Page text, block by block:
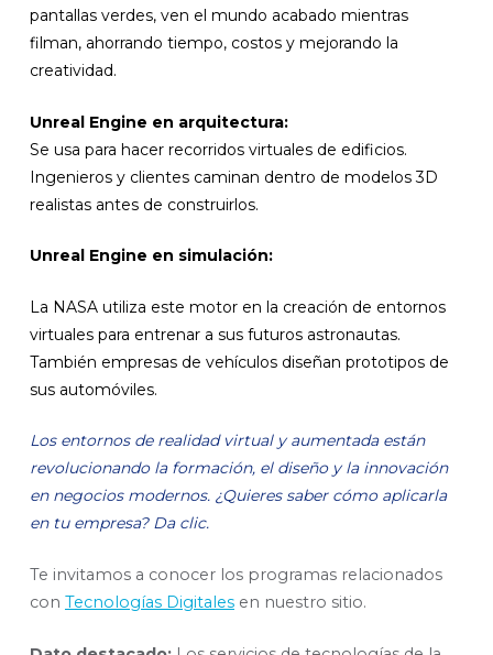
pantallas verdes, ven el mundo acabado mientras
filman, ahorrando tiempo, costos y mejorando la
creatividad.
Unreal Engine en arquitectura:
Se usa para hacer recorridos virtuales de edificios.
Ingenieros y clientes caminan dentro de modelos 3D
realistas antes de construirlos.
Unreal Engine en simulación:
La NASA utiliza este motor en la creación de entornos
virtuales para entrenar a sus futuros astronautas.
También empresas de vehículos diseñan prototipos de
sus automóviles.
Los entornos de realidad virtual y aumentada están
revolucionando la formación, el diseño y la innovación
en negocios modernos. ¿Quieres saber cómo aplicarla
en tu empresa? Da clic.
Te invitamos a conocer los programas relacionados
con Tecnologías Digitales en nuestro sitio.